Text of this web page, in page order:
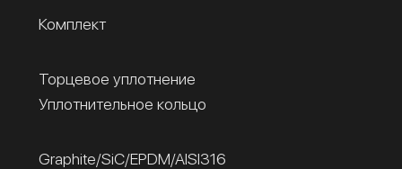
Комплект
Торцевое уплотнение
Уплотнительное кольцо
Graphite/SiC/EPDM/AISI316